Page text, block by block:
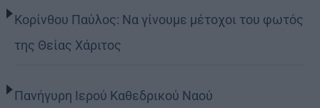
Κορίνθου Παύλος: Να γίνουμε μέτοχοι του φωτός
της Θείας Χάριτος
Πανήγυρη Ιερού Καθεδρικού Ναού